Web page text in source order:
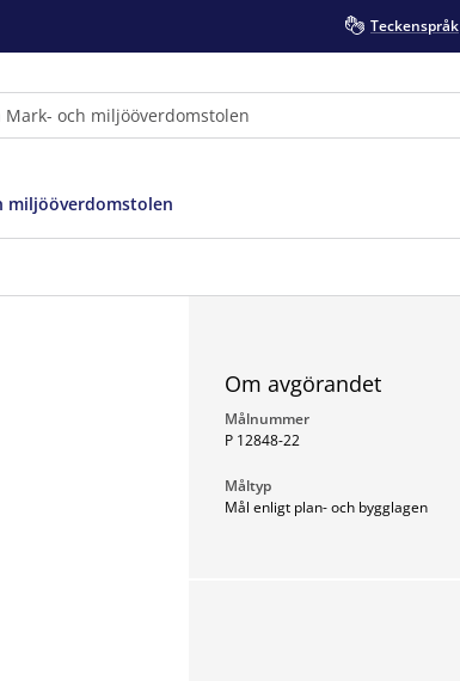
Teckenspråk
miljööverdomstolen
Om avgörandet
Målnummer
P 12848-22
Måltyp
Mål enligt plan- och bygglagen